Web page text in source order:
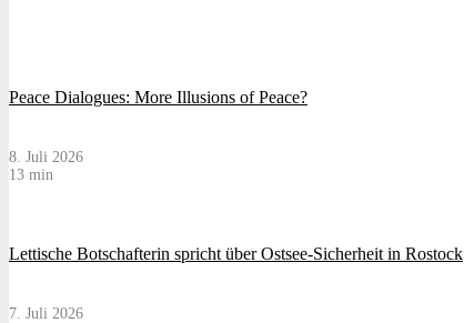
Peace Dialogues: More Illusions of Peace?
8. Juli 2026
13 min
Lettische Botschafterin spricht über Ostsee-Sicherheit in Rostock
7. Juli 2026